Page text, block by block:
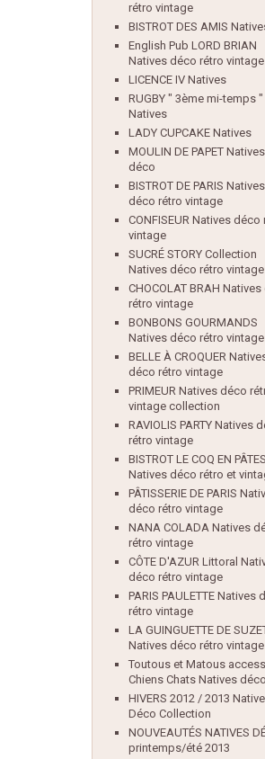
rétro vintage
BISTROT DES AMIS
English Pub LORD BRIAN
Natives déco rétro vintage
LICENCE IV Natives
RUGBY " 3ème mi-temps "
Natives
LADY CUPCAKE Natives
MOULIN DE PAPET Natives
déco
BISTROT DE PARIS Natives
déco rétro vintage
CONFISEUR Natives déco
vintage
SUCRÉ STORY Collection
Natives déco rétro vintage
CHOCOLAT BRAH
rétro vintage
BONBONS GOURMANDS
Natives déco rétro vintage
BELLE À CROQUER
déco rétro vintage
PRIMEUR Natives déco
vintage collection
RAVIOLIS PARTY Natives
rétro vintage
BISTROT LE COQ EN PÂTES
Natives déco rétro et
PÂTISSERIE DE PARIS
déco rétro vintage
NANA COLADA Natives
rétro vintage
CÔTE D'AZUR Littoral
déco rétro vintage
PARIS PAULETTE Natives
rétro vintage
LA GUINGUETTE DE
Natives déco rétro vintage
Toutous et Matous
Chiens Chats Natives déco
HIVERS 2012 / 2013
Déco Collection
NOUVEAUTÉS NATIVES
printemps/été 2013